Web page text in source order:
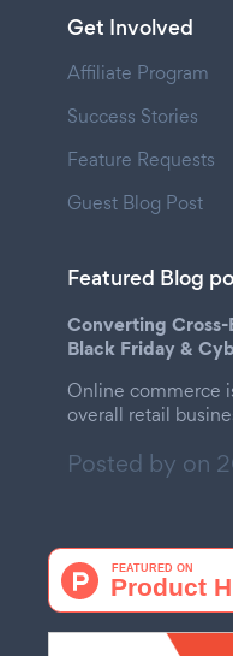
Get Involved
Affiliate Program
Success Stories
Feature Requests
Guest Blog Post
Featured Blog
Converting
Black Friday &
Online commerce
overall retail
Posted by on